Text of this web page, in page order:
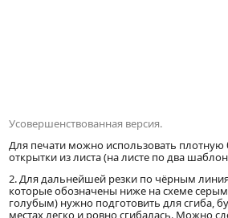
Усовершенствованная версия.
Для печати можно использовать
открытки из листа (на листе по два
2. Для дальнейшей резки по чёрным
которые обозначены ниже на схеме
голубым) нужно подготовить для сгиба,